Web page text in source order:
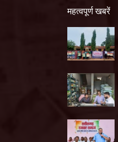
महत्वपूर्ण खबरें